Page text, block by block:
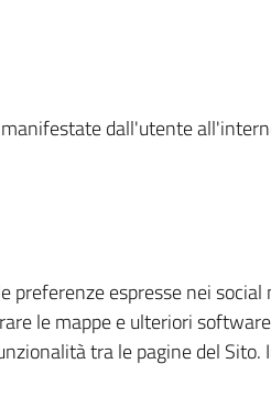
dall'utente
preferenze espresse nei
le mappe e ulteriori
tra le pagine del Sito.